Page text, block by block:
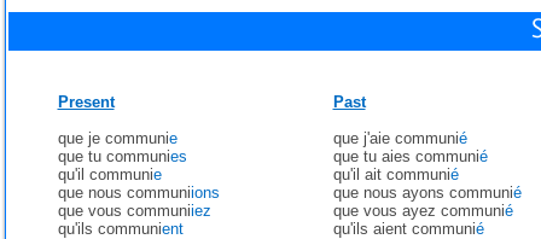
Present
que je communie
que tu communies
qu'il communie
que nous communiions
que vous communiiez
qu'ils communient
Past
que j'aie communié
que tu aies communié
qu'il ait communié
que nous ayons communié
que vous ayez communié
qu'ils aient communié